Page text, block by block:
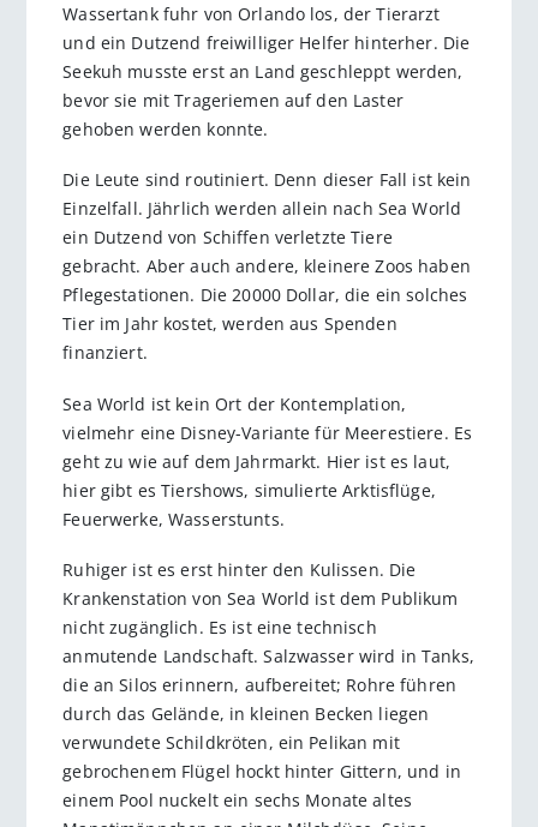
Wassertank fuhr von Orlando los, der Tierarzt
und ein Dutzend freiwilliger Helfer hinterher. Die
Seekuh musste erst an Land geschleppt werden,
bevor sie mit Trageriemen auf den Laster
gehoben werden konnte.
Die Leute sind routiniert. Denn dieser Fall ist kein
Einzelfall. Jährlich werden allein nach Sea World
ein Dutzend von Schiffen verletzte Tiere
gebracht. Aber auch andere, kleinere Zoos haben
Pflegestationen. Die 20000 Dollar, die ein solches
Tier im Jahr kostet, werden aus Spenden
finanziert.
Sea World ist kein Ort der Kontemplation,
vielmehr eine Disney-Variante für Meerestiere. Es
geht zu wie auf dem Jahrmarkt. Hier ist es laut,
hier gibt es Tiershows, simulierte Arktisflüge,
Feuerwerke, Wasserstunts.
Ruhiger ist es erst hinter den Kulissen. Die
Krankenstation von Sea World ist dem Publikum
nicht zugänglich. Es ist eine technisch
anmutende Landschaft. Salzwasser wird in Tanks,
die an Silos erinnern, aufbereitet; Rohre führen
durch das Gelände, in kleinen Becken liegen
verwundete Schildkröten, ein Pelikan mit
gebrochenem Flügel hockt hinter Gittern, und in
einem Pool nuckelt ein sechs Monate altes